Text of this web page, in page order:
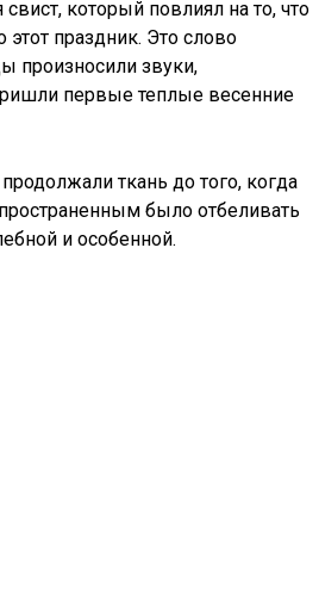
который повлиял на то, что
праздник. Это слово
произносили звуки,
первые теплые весенние
ткань до того, когда
было отбеливать
и особенной.